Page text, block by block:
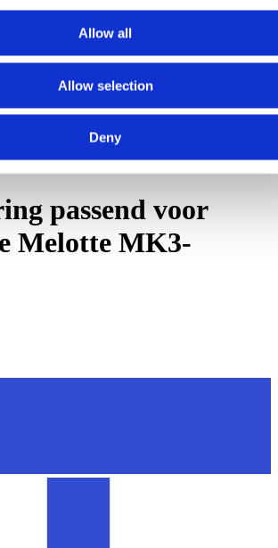
Allow all
Allow selection
Deny
de afbeeldingen-gallerij
passend voor
Melotte MK3-